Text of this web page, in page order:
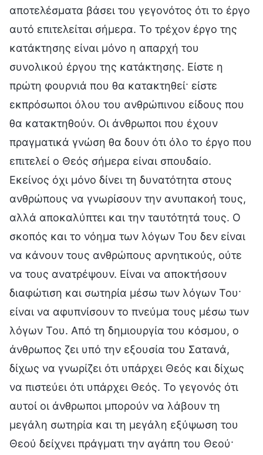
αποτελέσματα βάσει του γεγονότος ότι το έργο
αυτό επιτελείται σήμερα. Το τρέχον έργο της
κατάκτησης είναι μόνο η απαρχή του
συνολικού έργου της κατάκτησης. Είστε η
πρώτη φουρνιά που θα κατακτηθεί· είστε
εκπρόσωποι όλου του ανθρώπινου είδους που
θα κατακτηθούν. Οι άνθρωποι που έχουν
πραγματικά γνώση θα δουν ότι όλο το έργο που
επιτελεί ο Θεός σήμερα είναι σπουδαίο.
Εκείνος όχι μόνο δίνει τη δυνατότητα στους
ανθρώπους να γνωρίσουν την ανυπακοή τους,
αλλά αποκαλύπτει και την ταυτότητά τους. Ο
σκοπός και το νόημα των λόγων Του δεν είναι
να κάνουν τους ανθρώπους αρνητικούς, ούτε
να τους ανατρέψουν. Είναι να αποκτήσουν
διαφώτιση και σωτηρία μέσω των λόγων Του·
είναι να αφυπνίσουν το πνεύμα τους μέσω των
λόγων Του. Από τη δημιουργία του κόσμου, ο
άνθρωπος ζει υπό την εξουσία του Σατανά,
δίχως να γνωρίζει ότι υπάρχει Θεός και δίχως
να πιστεύει ότι υπάρχει Θεός. Το γεγονός ότι
αυτοί οι άνθρωποι μπορούν να λάβουν τη
μεγάλη σωτηρία και τη μεγάλη εξύψωση του
Θεού δείχνει πράγματι την αγάπη του Θεού·